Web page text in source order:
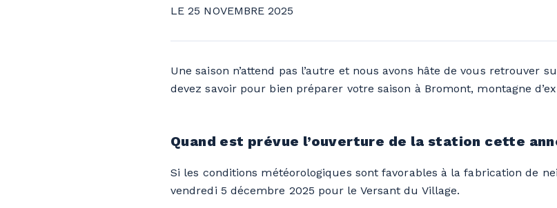
LE 25 NOVEMBRE 2025
Une saison n’attend pas l’autre et nous avons hâte de vous retrouver
devez savoir pour bien préparer votre saison à Bromont, montagne
Quand est prévue l’ouverture de la station cette
Si les conditions météorologiques sont favorables à la fabrication de
vendredi 5 décembre 2025 pour le Versant du Village.